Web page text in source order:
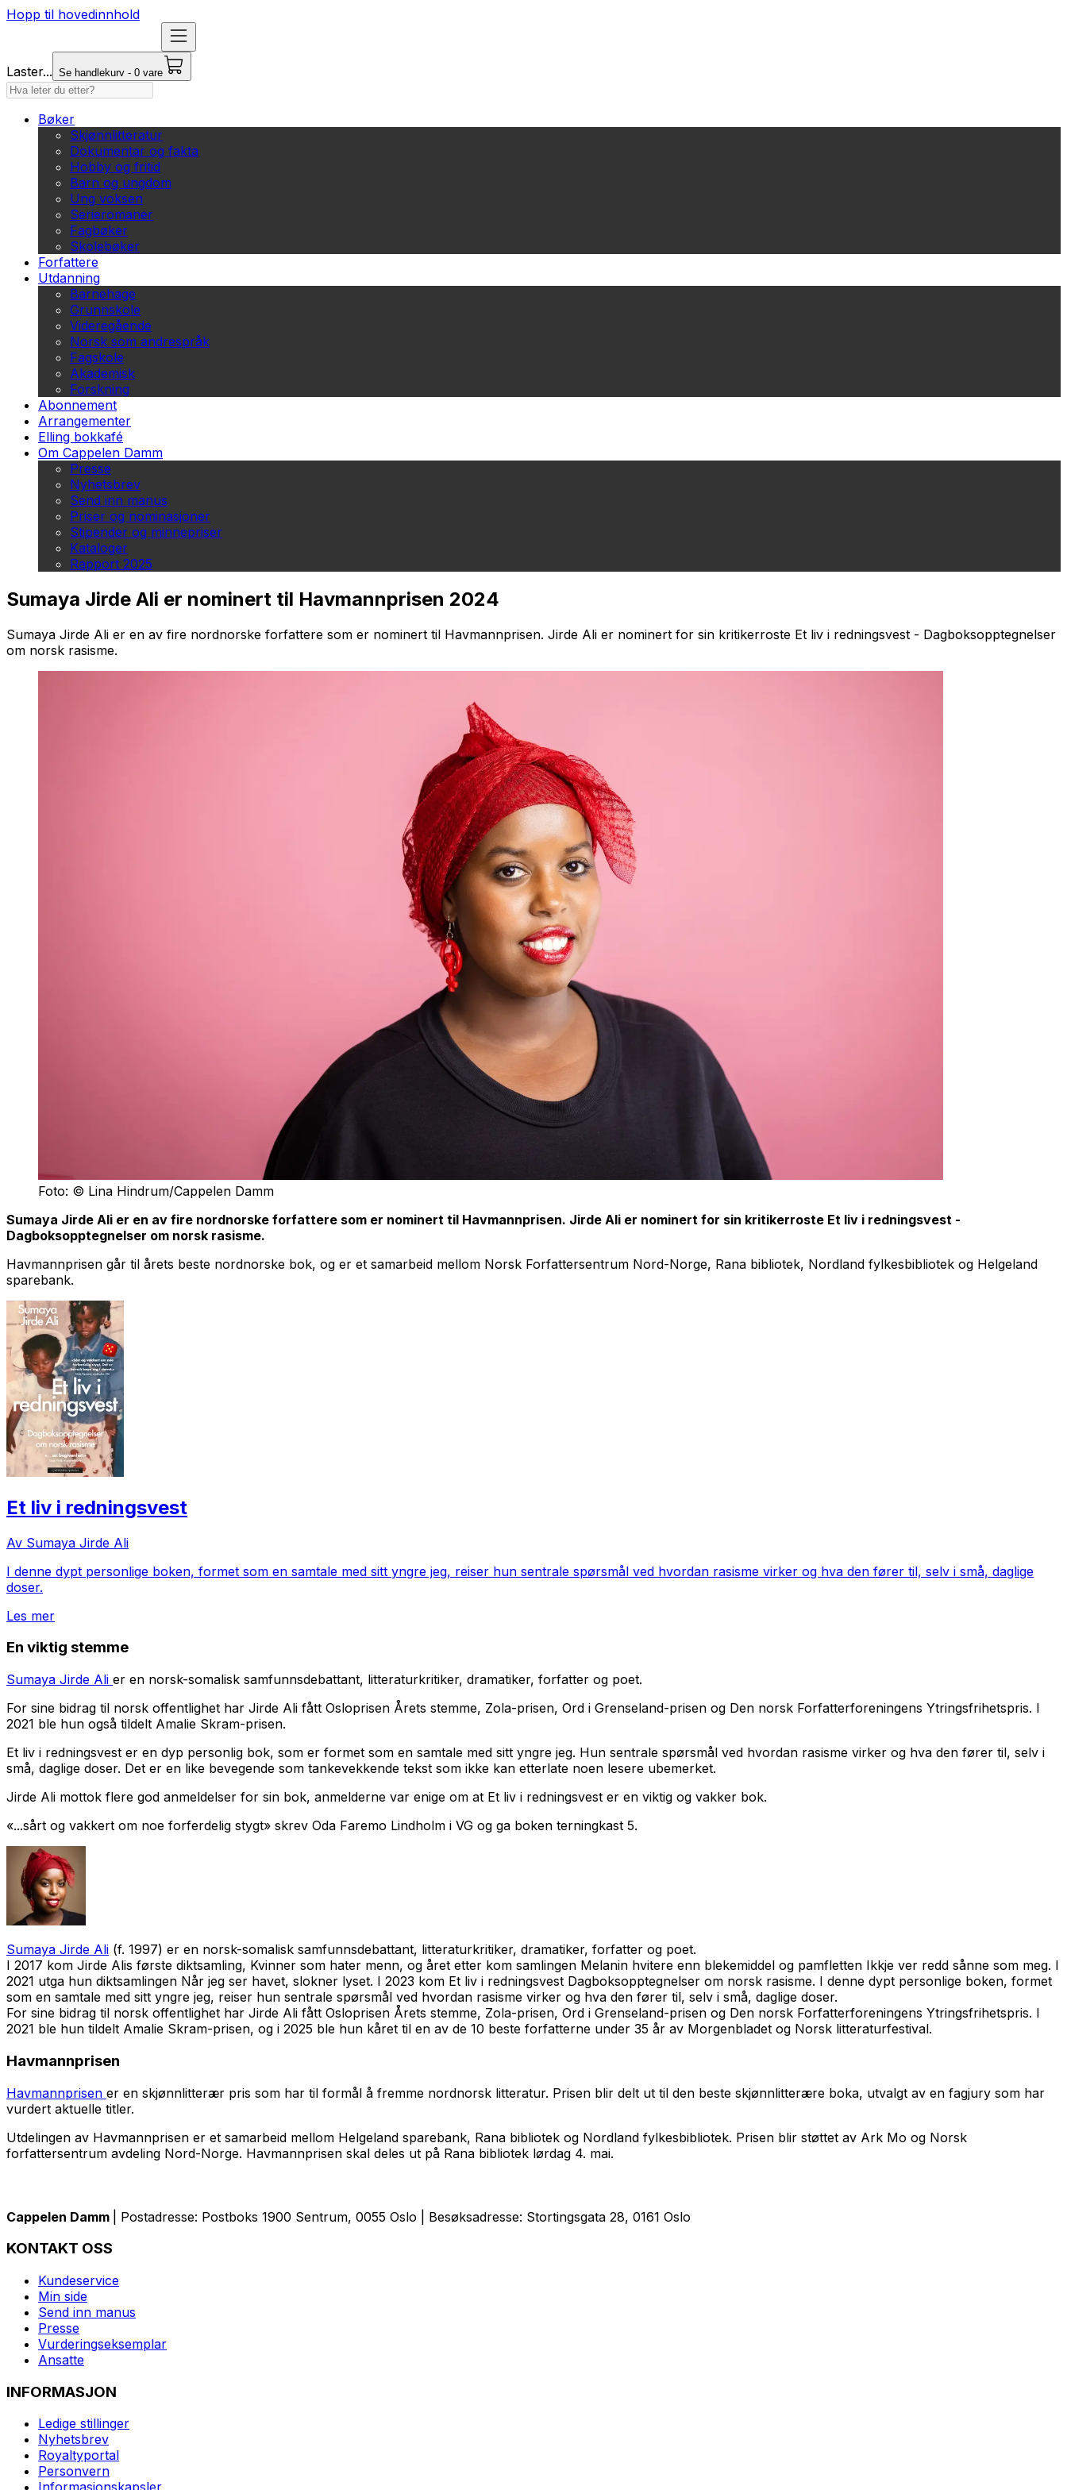
Hopp til hovedinnhold
Laster... Se handlekurv - 0 vare
Bøker
Skjønnlitteratur
Dokumentar og fakta
Hobby og fritid
Barn og ungdom
Ung voksen
Serieromaner
Fagbøker
Skolebøker
Forfattere
Utdanning
Barnehage
Grunnskole
Videregående
Norsk som andrespråk
Fagskole
Akademisk
Forskning
Abonnement
Arrangementer
Elling bokkafé
Om Cappelen Damm
Presse
Nyhetsbrev
Send inn manus
Priser og nominasjoner
Stipender og minnepriser
Kataloger
Rapport 2025
Sumaya Jirde Ali er nominert til Havmannprisen 2024
Sumaya Jirde Ali er en av fire nordnorske forfattere som er nominert til Havmannprisen. Jirde Ali er nominert for sin kritikerroste Et liv i redningsvest - Dagboksopptegnelser
om norsk rasisme.
Foto: © Lina Hindrum/Cappelen Damm
Sumaya Jirde Ali er en av fire nordnorske forfattere som er nominert til Havmannprisen. Jirde Ali er nominert for sin kritikerroste Et liv i redningsvest -
Dagboksopptegnelser om norsk rasisme.
Havmannprisen går til årets beste nordnorske bok, og er et samarbeid mellom Norsk Forfattersentrum Nord-Norge, Rana bibliotek, Nordland fylkesbibliotek og Helgeland
sparebank.
Et liv i redningsvest
Av Sumaya Jirde Ali
I denne dypt personlige boken, formet som en samtale med sitt yngre jeg, reiser hun sentrale spørsmål ved hvordan rasisme virker og hva den fører til, selv i små, daglige
doser.
Les mer
En viktig stemme
Sumaya Jirde Ali er en norsk-somalisk samfunnsdebattant, litteraturkritiker, dramatiker, forfatter og poet.
For sine bidrag til norsk offentlighet har Jirde Ali fått Osloprisen Årets stemme, Zola-prisen, Ord i Grenseland-prisen og Den norsk Forfatterforeningens Ytringsfrihetspris. I
2021 ble hun også tildelt Amalie Skram-prisen.
Et liv i redningsvest er en dyp personlig bok, som er formet som en samtale med sitt yngre jeg. Hun sentrale spørsmål ved hvordan rasisme virker og hva den fører til, selv i
små, daglige doser. Det er en like bevegende som tankevekkende tekst som ikke kan etterlate noen lesere ubemerket.
Jirde Ali mottok flere god anmeldelser for sin bok, anmelderne var enige om at Et liv i redningsvest er en viktig og vakker bok.
«...sårt og vakkert om noe forferdelig stygt» skrev Oda Faremo Lindholm i VG og ga boken terningkast 5.
Sumaya Jirde Ali (f. 1997) er en norsk-somalisk samfunnsdebattant, litteraturkritiker, dramatiker, forfatter og poet.
I 2017 kom Jirde Alis første diktsamling, Kvinner som hater menn, og året etter kom samlingen Melanin hvitere enn blekemiddel og pamfletten Ikkje ver redd sånne som meg. I
2021 utga hun diktsamlingen Når jeg ser havet, slokner lyset. I 2023 kom Et liv i redningsvest Dagboksopptegnelser om norsk rasisme. I denne dypt personlige boken, formet
som en samtale med sitt yngre jeg, reiser hun sentrale spørsmål ved hvordan rasisme virker og hva den fører til, selv i små, daglige doser.
For sine bidrag til norsk offentlighet har Jirde Ali fått Osloprisen Årets stemme, Zola-prisen, Ord i Grenseland-prisen og Den norsk Forfatterforeningens Ytringsfrihetspris. I
2021 ble hun tildelt Amalie Skram-prisen, og i 2025 ble hun kåret til en av de 10 beste forfatterne under 35 år av Morgenbladet og Norsk litteraturfestival.
Havmannprisen
Havmannprisen er en skjønnlitterær pris som har til formål å fremme nordnorsk litteratur. Prisen blir delt ut til den beste skjønnlitterære boka, utvalgt av en fagjury som har
vurdert aktuelle titler.
Utdelingen av Havmannprisen er et samarbeid mellom Helgeland sparebank, Rana bibliotek og Nordland fylkesbibliotek. Prisen blir støttet av Ark Mo og Norsk
forfattersentrum avdeling Nord-Norge. Havmannprisen skal deles ut på Rana bibliotek lørdag 4. mai.
Cappelen Damm | Postadresse: Postboks 1900 Sentrum, 0055 Oslo | Besøksadresse: Stortingsgata 28, 0161 Oslo
KONTAKT OSS
Kundeservice
Min side
Send inn manus
Presse
Vurderingseksemplar
Ansatte
INFORMASJON
Ledige stillinger
Nyhetsbrev
Royaltyportal
Personvern